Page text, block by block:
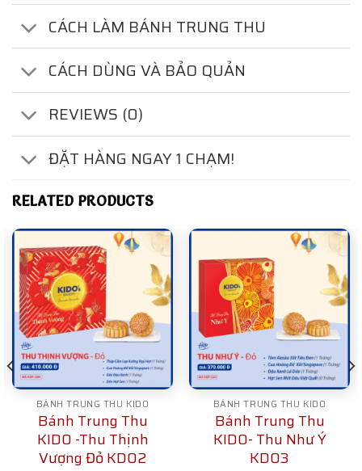
CÁCH LÀM BÁNH TRUNG THU
CÁCH DÙNG VÀ BẢO QUẢN
REVIEWS (0)
ĐẶT HÀNG NGAY 1 CHẠM!
RELATED PRODUCTS
BÁNH TRUNG THU KIDO
Bánh Trung Thu
KIDO -Thu Thịnh
Vượng Đỏ KD02
BÁNH TRUNG THU KIDO
Bánh Trung Thu
KIDO- Thu Như Ý
KD03